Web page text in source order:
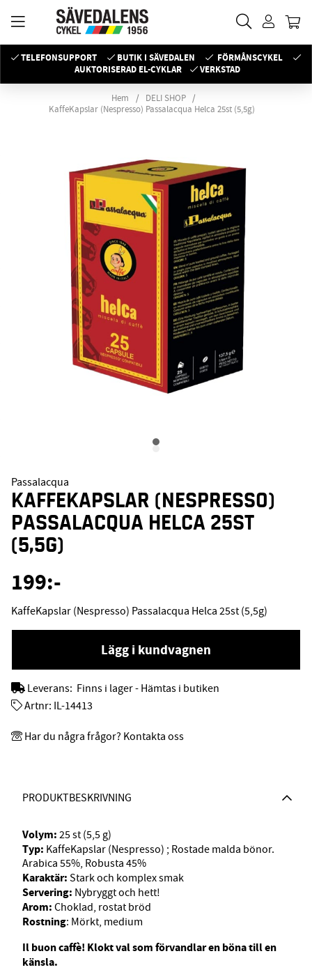
TELEFONSUPPORT BUTIK I SÄVEDALEN
FÖRMÅNSCYKEL
AUKTORISERAD EL-CYKLAR
VERKSTAD
Hem
DELI SHOP
KaffeKapslar (Nespresso) Passalacqua Helca 25st (5,5g)
PRODUKTBESKRIVNING
Volym: 25 st (5,5 g)
Typ: KaffeKapslar (Nespresso) ; Rostade malda bönor.
Arabica 55%, Robusta 45%
Karaktär: Stark och komplex smak
Servering: Nybryggt och hett!
Arom: Choklad, rostat bröd
Rostning: Mörkt, medium
Il buon caffè! Klokt val som förvandlar en böna till en
känsla.
Passalacqua
KAFFEKAPSLAR (NESPRESSO)
PASSALACQUA HELCA 25ST
(5,5G)
199:-
KaffeKapslar (Nespresso) Passalacqua Helca 25st (5,5g)
Lägg i kundvagnen
Leverans: Finns i lager - Hämtas i butiken
Artnr: IL-14413
Har du några frågor? Kontakta oss